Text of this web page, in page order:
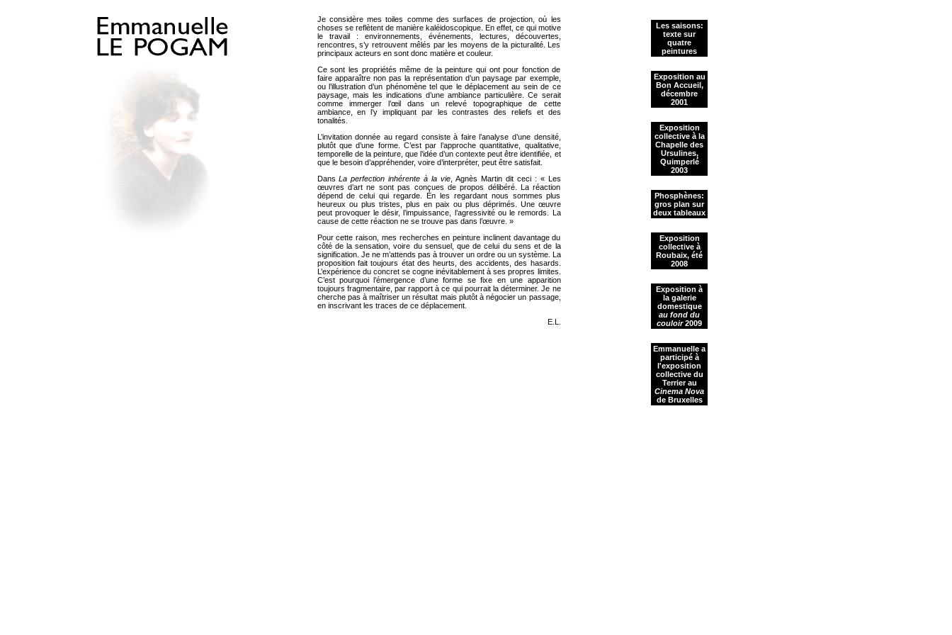
Je considère mes toiles comme des surfaces de projection, où les
choses se reflètent de manière kaléidoscopique. En effet, ce qui motive
le travail : environnements, événements, lectures, découvertes,
rencontres, s’y retrouvent mêlés par les moyens de la picturalité. Les
principaux acteurs en sont donc matière et couleur.
Ce sont les propriétés même de la peinture qui ont pour fonction de
faire apparaître non pas la représentation d’un paysage par exemple,
ou l’illustration d’un phénomène tel que le déplacement au sein de ce
paysage, mais les indications d’une ambiance particulière. Ce serait
comme immerger l’œil dans un relevé topographique de cette
ambiance, en l’y impliquant par les contrastes des reliefs et des
tonalités.
L’invitation donnée au regard consiste à faire l’analyse d’une densité,
plutôt que d’une forme. C’est par l’approche quantitative, qualitative,
temporelle de la peinture, que l’idée d’un contexte peut être identifiée, et
que le besoin d’appréhender, voire d’interpréter, peut être satisfait.
DansLa perfection inhérente à la vie , Agnès Martin dit ceci : « Les
œuvres d’art ne sont pas conçues de propos délibéré. La réaction
dépend de celui qui regarde. En les regardant nous sommes plus
heureux ou plus tristes, plus en paix ou plus déprimés. Une œuvre
peut provoquer le désir, l’impuissance, l’agressivité ou le remords. La
cause de cette réaction ne se trouve pas dans l’œuvre. »
Pour cette raison, mes recherches en peinture inclinent davantage du
côté de la sensation, voire du sensuel, que de celui du sens et de la
signification. Je ne m’attends pas à trouver un ordre ou un système. La
proposition fait toujours état des heurts, des accidents, des hasards.
L’expérience du concret se cogne inévitablement à ses propres limites.
C’est pourquoi l’émergence d’une forme se fixe en une apparition
toujours fragmentaire, par rapport à ce qui pourrait la déterminer. Je ne
cherche pas à maîtriser un résultat mais plutôt à négocier un passage,
en inscrivant les traces de ce déplacement.
E.L.
Les saisons:
texte sur
quatre
peintures
Exposition au
Bon Accueil,
décembre
2001
Exposition
collective à la
Chapelle des
Ursulines,
Quimperlé
2003
Phosphènes:
gros plan sur
deux tableaux
Exposition
collective à
Roubaix, été
2008
Exposition à
la galerie
domestique
au fond du
couloir2009
Emmanuelle a
participé à
l'exposition
collective du
Terrier au
Cinema Nova
de Bruxelles